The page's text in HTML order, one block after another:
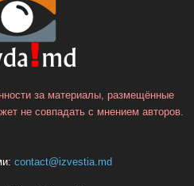
за материалы, размещённые
не совпадать с мнением авторов.
contact@izvestia.md